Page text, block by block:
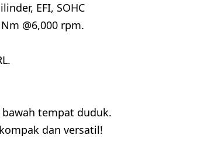
EFI, SOHC
@6,000 rpm.
tempat duduk.
dan versatil!